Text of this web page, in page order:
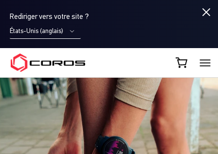
Rediriger vers votre site ?
États-Unis (anglais)
COROS FR